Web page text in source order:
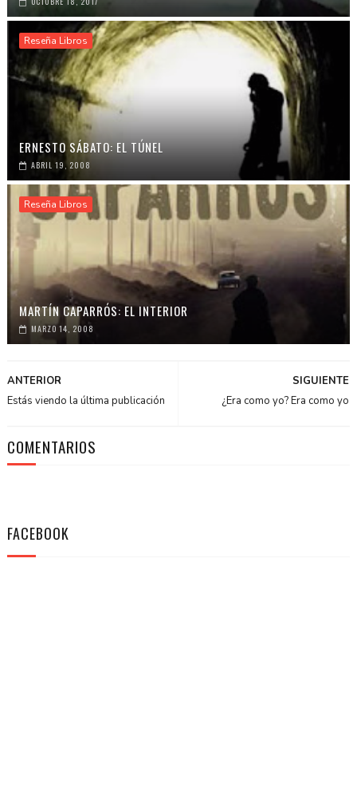
Reseña Libros
ERNESTO SÁBATO: EL TÚNEL
ABRIL 19, 2008
Reseña Libros
MARTÍN CAPARRÓS: EL INTERIOR
MARZO 14, 2008
SIGUIENTE
¿Era como yo? Era como yo
ANTERIOR
Estás viendo la última publicación
COMENTARIOS
FACEBOOK